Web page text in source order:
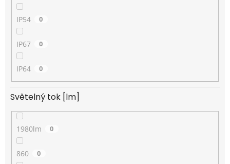
IP54 0
IP67 0
IP64 0
Světelný tok [lm]
1980lm 0
860 0